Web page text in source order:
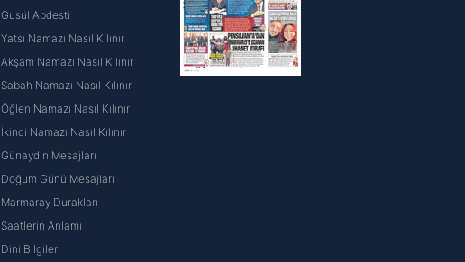
Gusül Abdesti
Yatsı Namazı Nasıl Kılınır
Akşam Namazı Nasıl Kılınır
Sabah Namazı Nasıl Kılınır
Öğlen Namazı Nasıl Kılınır
İkindi Namazı Nasıl Kılınır
Günaydın Mesajları
Doğum Günü Mesajları
Marmaray Durakları
Saatlerin Anlamı
Dini Bilgiler